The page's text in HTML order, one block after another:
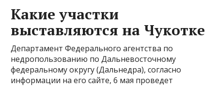
Какие участки
выставляются на Чукотке
Департамент Федерального агентства по
недропользованию по Дальневосточному
федеральному округу (Дальнедра), согласно
информации на его сайте, 6 мая проведет